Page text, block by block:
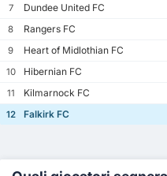
7
Dundee United FC
8
Rangers FC
9
Heart of Midlothian FC
10
Hibernian FC
11
Kilmarnock FC
12
Falkirk FC